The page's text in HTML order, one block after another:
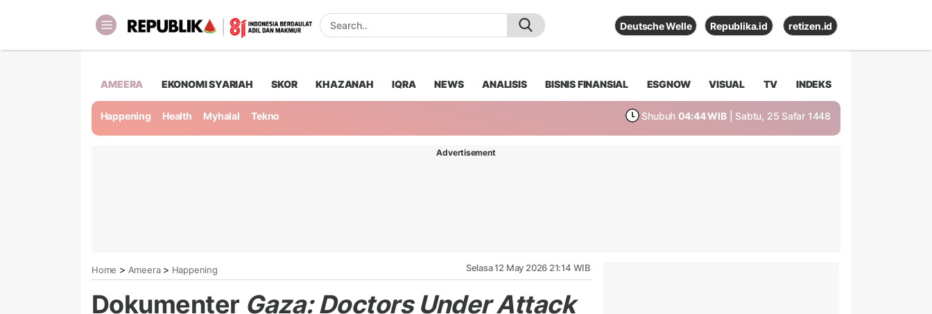
Deutsche Welle Republika.id retizen.id
AMEERA EKONOMI SYARIAH SKOR KHAZANAH IQRA NEWS ANALISIS BISNIS FINANSIAL ESGNOW VISUAL TV INDEKS
Happening Health Myhalal Tekno Shubuh 04:44 WIB | Sabtu, 25 Safar 1448
Advertisement
Home > Ameera> Happening Selasa 12 May 2026 21:14 WIB
Dokumenter Gaza: Doctors Under Attack